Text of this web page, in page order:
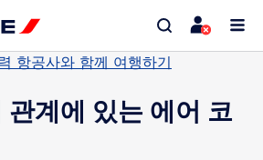
항공사와 함께 여행하기
관계에 있는 에어 코